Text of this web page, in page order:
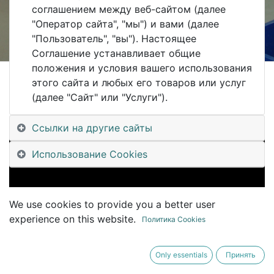
All Blogs
#UDM Уральский Клуб Цифровизации #UralsDigitalMachinery
#UDM25_4 Внедрение #MES: методики, практики и предрассудки, Михаил Шерман на #UralsDigitalMachinery
соглашением между веб-сайтом (далее
"Оператор сайта", "мы") и вами (далее
"Пользователь", "вы"). Настоящее
Соглашение устанавливает общие
положения и условия вашего использования
этого сайта и любых его товаров или услуг
(далее "Сайт" или "Услуги").
Ссылки на другие сайты
Использование Cookies
We use cookies to provide you a better user
experience on this website.
Политика Cookies
Only essentials Принять